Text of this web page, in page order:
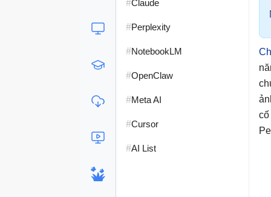
cố
Claude
#Perplexity
#NotebookLM
#OpenClaw
#Meta AI
#Cursor
#AI List